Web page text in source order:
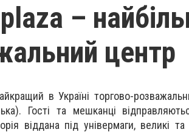
–
центр
в Україні торгово-
Гості та мешканці
віддана під універмаги, великі